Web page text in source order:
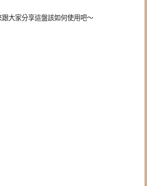
跟大家分享這盤該如何使用吧～